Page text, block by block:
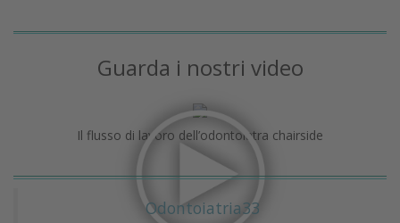
Guarda i nostri video
Il flusso di lavoro dell’odontoiatra chairside
Odontoiatria33